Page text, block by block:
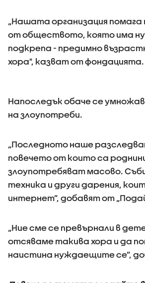
„Нашата организация
от обществото, която има
подкрепа - предимно
хора", казват от фондацията.
Напоследък обаче се
на злоупотреби.
„Последното наше
повечето от които са
злоупотребяват масово.
техника и други дарения,
интернет”, добавят от
„Ние сме се превърнали в
отсяваме такива хора и да
наистина нуждаещите се”,